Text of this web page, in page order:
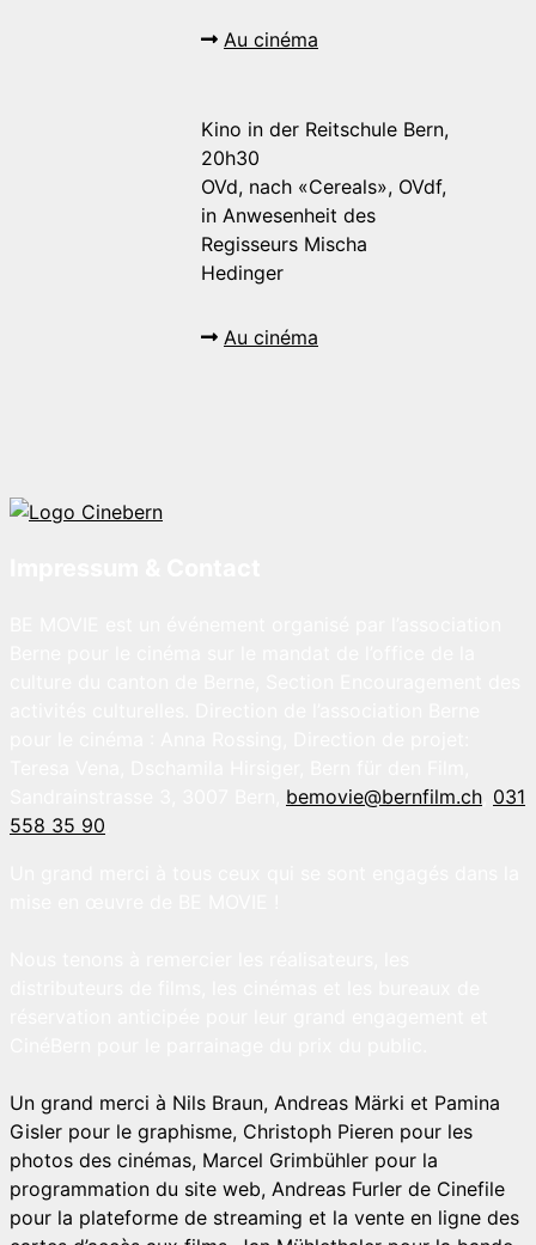
Au cinéma
Kino in der Reitschule Bern,
20h30
OVd, nach «Cereals», OVdf,
in Anwesenheit des
Regisseurs Mischa
Hedinger
Au cinéma
bemovie@bernfilm.ch 031
558 35 90
Un grand merci à Nils Braun, Andreas Märki et Pamina
Gisler pour le graphisme, Christoph Pieren pour les
photos des cinémas, Marcel Grimbühler pour la
programmation du site web, Andreas Furler de Cinefile
pour la plateforme de streaming et la vente en ligne des